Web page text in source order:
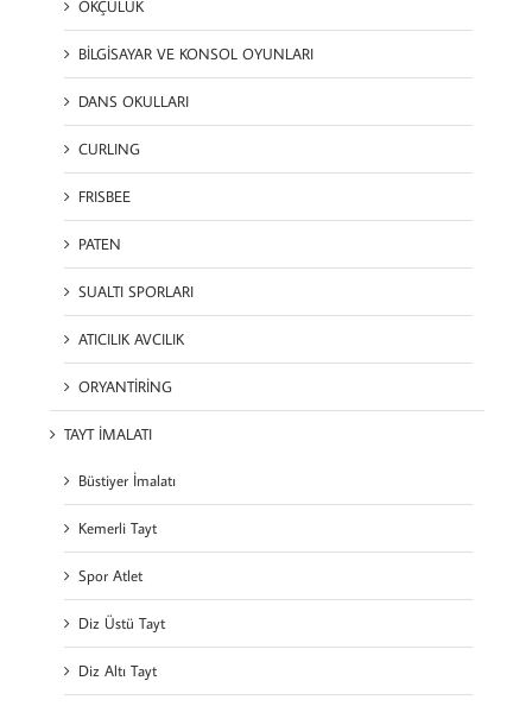
OKÇULUK
BİLGİSAYAR VE KONSOL OYUNLARI
DANS OKULLARI
CURLING
FRISBEE
PATEN
SUALTI SPORLARI
ATICILIK AVCILIK
ORYANTİRİNG
TAYT İMALATI
Büstiyer İmalatı
Kemerli Tayt
Spor Atlet
Diz Üstü Tayt
Diz Altı Tayt